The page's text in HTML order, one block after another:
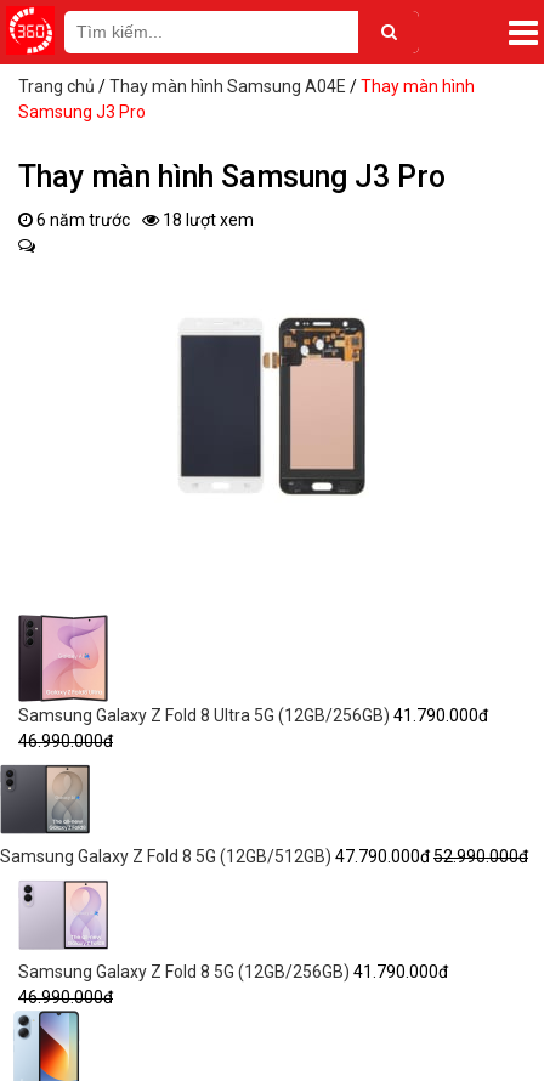
Trang chủ /Thay màn hình Samsung A04E /Thay màn hình
Samsung J3 Pro
Thay màn hình Samsung J3 Pro
6 năm trước 18 lượt xem
Samsung Galaxy Z Fold 8 Ultra 5G (12GB/256GB) 41.790.000đ
46.990.000đ
Samsung Galaxy Z Fold 8 5G (12GB/512GB) 47.790.000đ52.990.000đ
Samsung Galaxy Z Fold 8 5G (12GB/256GB) 41.790.000đ
46.990.000đ